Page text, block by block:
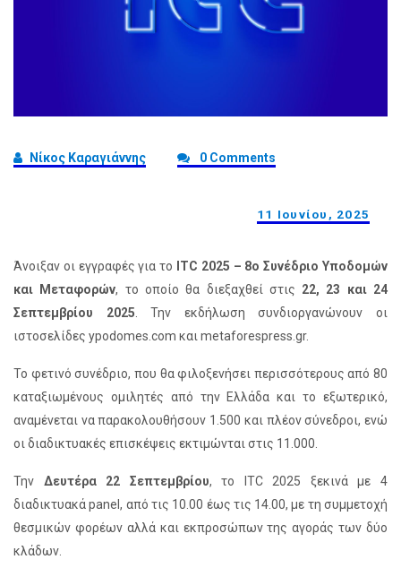
Νίκος Καραγιάννης 0 Comments
11 Ιουνίου, 2025
Άνοιξαν οι εγγραφές για το
ITC 2025 – 8ο Συνέδριο Υποδομών
και Μεταφορών, το οποίο θα διεξαχθεί στις 22, 23 και 24
Σεπτεμβρίου 2025 . Την εκδήλωση συνδιοργανώνουν οι
ιστοσελίδες ypodomes.com και metaforespress.gr.
Το φετινό συνέδριο, που θα φιλοξενήσει περισσότερους από 80
καταξιωμένους ομιλητές από την Ελλάδα και το εξωτερικό,
αναμένεται να παρακολουθήσουν 1.500 και πλέον σύνεδροι, ενώ
οι διαδικτυακές επισκέψεις εκτιμώνται στις 11.000.
Την Δευτέρα 22 Σεπτεμβρίου, το ITC 2025 ξεκινά με 4
διαδικτυακά panel, από τις 10.00 έως τις 14.00, με τη συμμετοχή
θεσμικών φορέων αλλά και εκπροσώπων της αγοράς των δύο
κλάδων.